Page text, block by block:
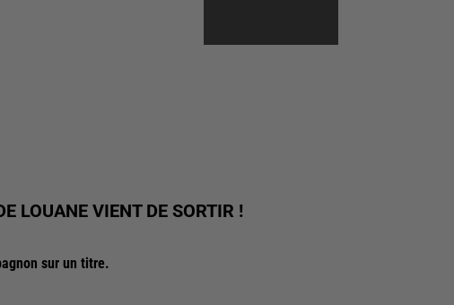
LOUANE VIENT DE SORTIR !
sur un titre.